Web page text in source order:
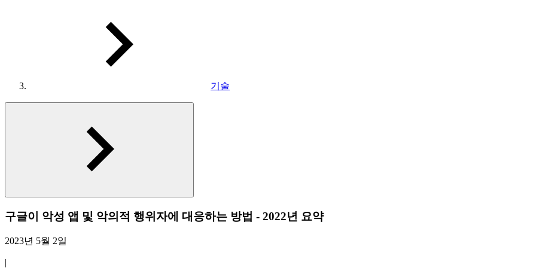
기술
구글이 악성 앱 및 악의적 행위자에 대응하는 방법 - 2022년 요약
2023년 5월 2일
|